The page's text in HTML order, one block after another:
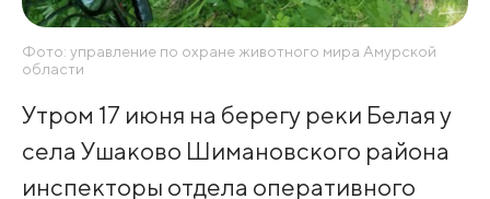
Фото: управление по охране животного мира Амурской
области
Утром 17 июня на берегу реки Белая у
села Ушаково Шимановского района
инспекторы отдела оперативного